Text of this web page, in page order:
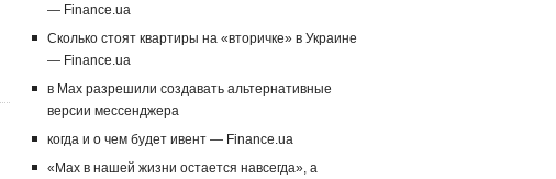
— Finance.ua
Сколько стоят квартиры на «вторичке» в Украине
— Finance.ua
в Max разрешили создавать альтернативные
версии мессенджера
когда и о чем будет ивент — Finance.ua
«Max в нашей жизни остается навсегда», а